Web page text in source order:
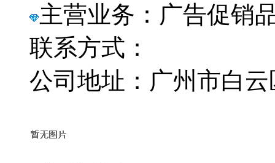
主营业务：广告促销
联系方式：
公司地址：广州市白云